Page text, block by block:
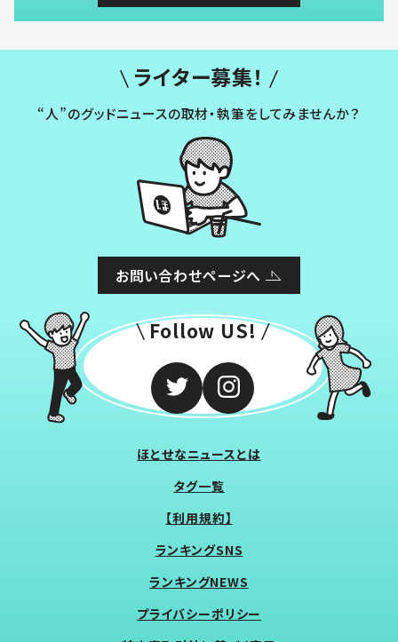
ライター募集！
“人”のグッドニュースの取材・執筆をしてみませんか？
お問い合わせページへ
Follow US!
ほとせなニュースとは
タグ一覧
【利用規約】
ランキングSNS
ランキングNEWS
プライバシーポリシー